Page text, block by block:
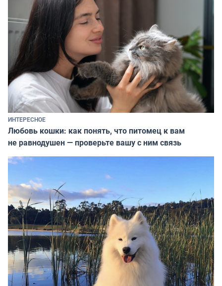
ИНТЕРЕСНОЕ
Любовь кошки: как понять, что питомец к вам
не равнодушен — проверьте вашу с ним связь